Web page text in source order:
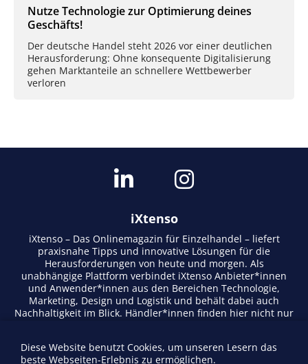
Nutze Technologie zur Optimierung deines
Geschäfts!
Der deutsche Handel steht 2026 vor einer deutlichen
Herausforderung: Ohne konsequente Digitalisierung
gehen Marktanteile an schnellere Wettbewerber
verloren
iXtenso
iXtenso – Das Onlinemagazin für Einzelhandel – liefert
praxisnahe Tipps und innovative Lösungen für die
Herausforderungen von heute und morgen. Als
unabhängige Plattform verbindet iXtenso Anbieter*innen
und Anwender*innen aus den Bereichen Technologie,
Marketing, Design und Logistik und behält dabei auch
Nachhaltigkeit im Blick. Händler*innen finden hier nicht nur
lebendigen Schreibstil und relevantem Content fördert das
Diese Website benutzt Cookies, um unseren Lesern das
beste Webseiten-Erlebnis zu ermöglichen.